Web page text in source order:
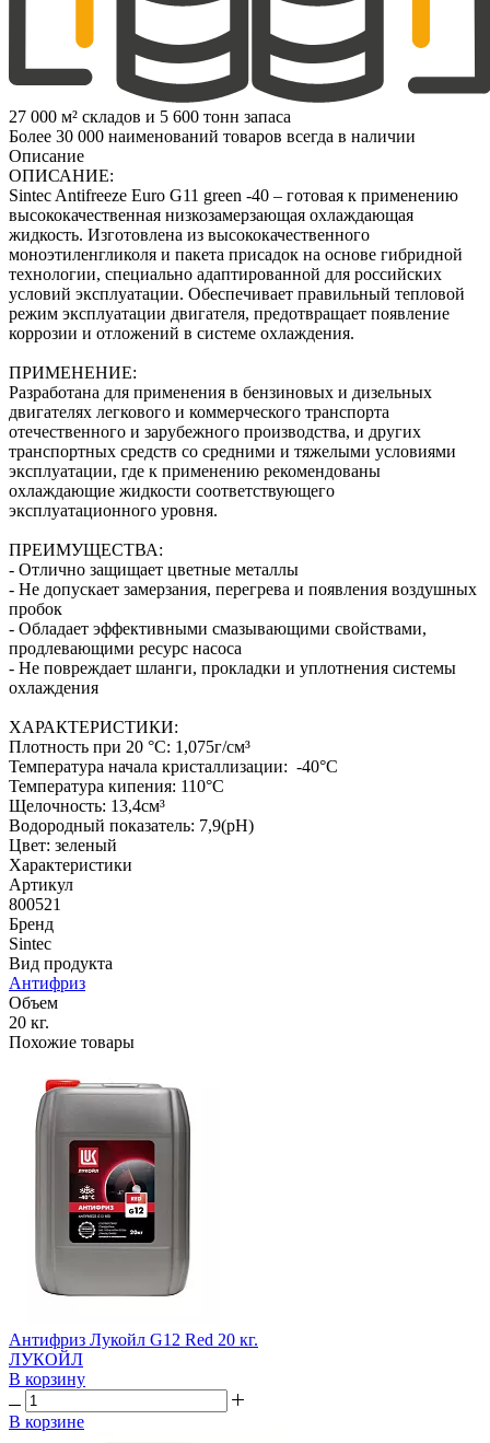
27 000 м² складов и 5 600 тонн запаса
Более 30 000 наименований товаров всегда в наличии
Описание
ОПИСАНИЕ:
Sintec Antifreeze Euro G11 green -40 – готовая к применению
высококачественная низкозамерзающая охлаждающая
жидкость. Изготовлена из высококачественного
моноэтиленгликоля и пакета присадок на основе гибридной
технологии, специально адаптированной для российских
условий эксплуатации. Обеспечивает правильный тепловой
режим эксплуатации двигателя, предотвращает появление
коррозии и отложений в системе охлаждения.
ПРИМЕНЕНИЕ:
Разработана для применения в бензиновых и дизельных
двигателях легкового и коммерческого транспорта
отечественного и зарубежного производства, и других
транспортных средств со средними и тяжелыми условиями
эксплуатации, где к применению рекомендованы
охлаждающие жидкости соответствующего
эксплуатационного уровня.
ПРЕИМУЩЕСТВА:
- Отлично защищает цветные металлы
- Не допускает замерзания, перегрева и появления воздушных
пробок
- Обладает эффективными смазывающими свойствами,
продлевающими ресурс насоса
- Не повреждает шланги, прокладки и уплотнения системы
охлаждения
ХАРАКТЕРИСТИКИ:
Плотность при 20 °C: 1,075г/см³
Температура начала кристаллизации: -40°C
Температура кипения: 110°C
Щелочность: 13,4см³
Водородный показатель: 7,9(рН)
Цвет: зеленый
Характеристики
Артикул
800521
Бренд
Sintec
Вид продукта
Антифриз
Объем
20 кг.
Похожие товары
Антифриз Лукойл G12 Red 20 кг.
ЛУКОЙЛ
В корзину
В корзине